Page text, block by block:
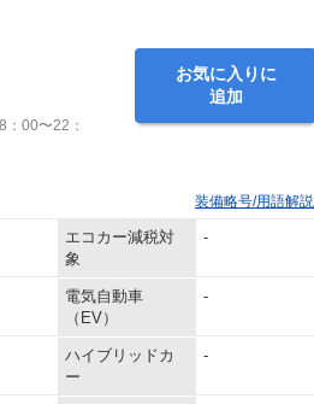
00〜22：
お気に入りに
追加
装備略号/用語解説
エコカー減税対
象
-
電気自動車
（EV）
-
ハイブリッドカ
ー
-